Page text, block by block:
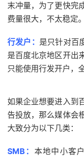
末冲量，为了更快完
费量很大，不太稳定。
行发户： 是只针对百
是百度北京地区开出
只能使用行发开户，
如果企业想要进入到
告投放，那么媒体会
大致分为以下几类：
SMB： 本地中小客